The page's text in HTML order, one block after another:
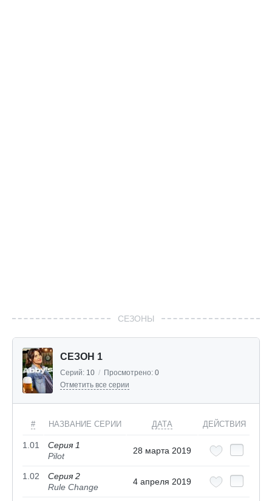
СЕЗОНЫ
СЕЗОН 1
Серий: 10 / Просмотрено: 0
Отметить все серии
# НАЗВАНИЕ СЕРИИ ДАТА ДЕЙСТВИЯ
1.01
Серия 1
Pilot
28 марта 2019
1.02
Серия 2
Rule Change
4 апреля 2019